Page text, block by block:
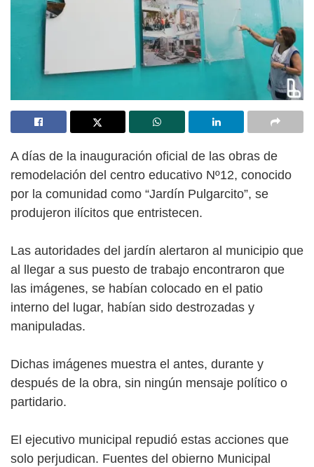
A días de la inauguración oficial de las obras de
remodelación del centro educativo Nº12, conocido
por la comunidad como “Jardín Pulgarcito”, se
produjeron ilícitos que entristecen.
Las autoridades del jardín alertaron al municipio que
al llegar a sus puesto de trabajo encontraron que
las imágenes, se habían colocado en el patio
interno del lugar, habían sido destrozadas y
manipuladas.
Dichas imágenes muestra el antes, durante y
después de la obra, sin ningún mensaje político o
partidario.
El ejecutivo municipal repudió estas acciones que
solo perjudican. Fuentes del obierno Municipal